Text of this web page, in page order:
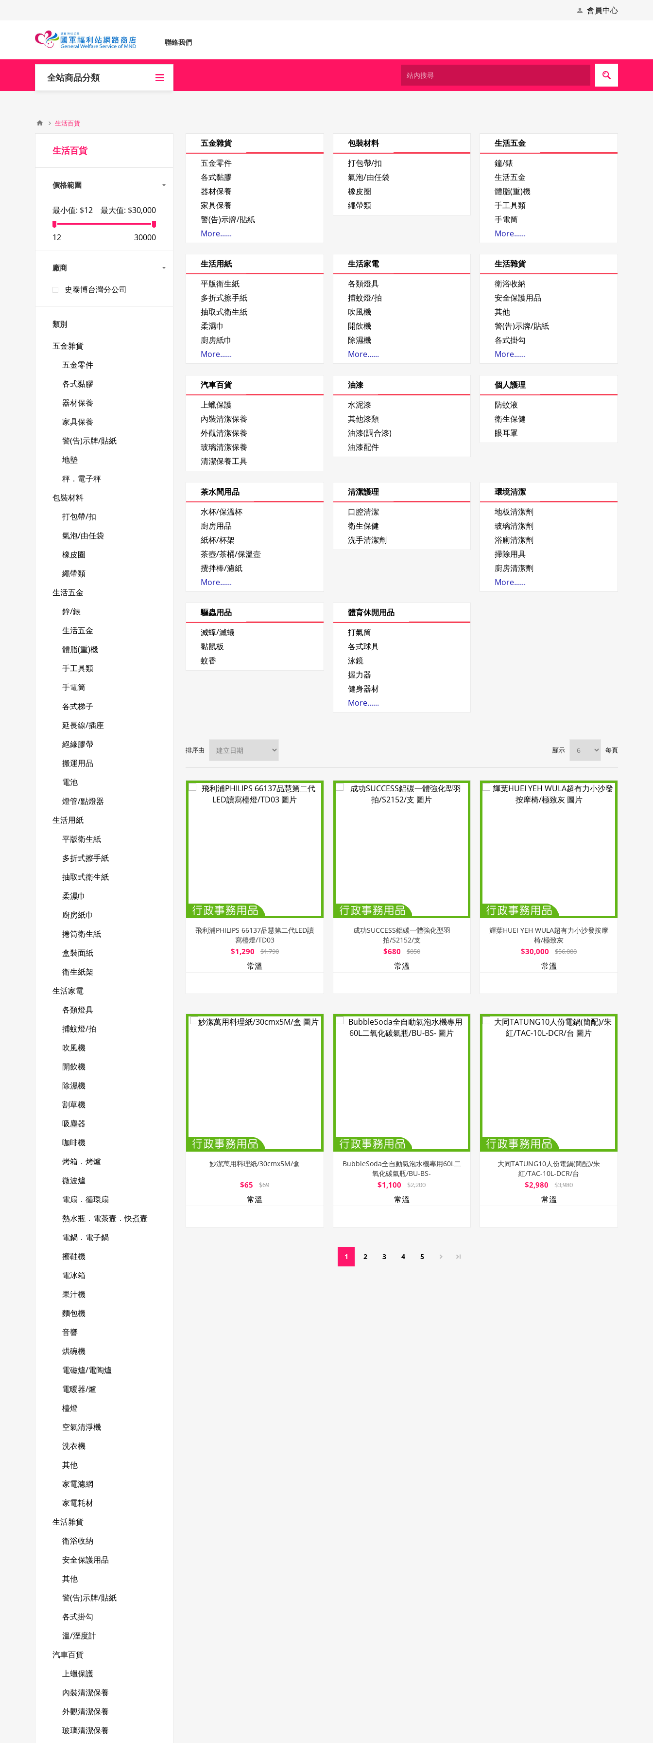
會員中心
聯絡我們
全站商品分類
生活百貨
五金雜貨
五金零件
各式黏膠
器材保養
家具保養
警(告)示牌/貼紙
More......
包裝材料
打包帶/扣
氣泡/由任袋
橡皮圈
繩帶類
生活五金
鐘/錶
生活五金
體脂(重)機
手工具類
手電筒
More......
生活用紙
平版衛生紙
多折式擦手紙
抽取式衛生紙
柔濕巾
廚房紙巾
More......
生活家電
各類燈具
捕蚊燈/拍
吹風機
開飲機
除濕機
More......
生活雜貨
衛浴收納
安全保護用品
其他
警(告)示牌/貼紙
各式掛勾
More......
汽車百貨
上蠟保護
內裝清潔保養
外觀清潔保養
玻璃清潔保養
清潔保養工具
油漆
水泥漆
其他漆類
油漆(調合漆)
油漆配件
個人護理
防蚊液
衛生保健
眼耳罩
茶水間用品
水杯/保溫杯
廚房用品
紙杯/杯架
茶壺/茶桶/保溫壼
攪拌棒/濾紙
More......
清潔護理
口腔清潔
衛生保健
洗手清潔劑
環境清潔
地板清潔劑
玻璃清潔劑
浴廁清潔劑
掃除用具
廚房清潔劑
More......
驅蟲用品
滅蟑/滅蟻
黏鼠板
蚊香
體育休閒用品
打氣筒
各式球具
泳鏡
握力器
健身器材
More......
排序由 顯示 每頁
飛利浦PHILIPS 66137品慧第二代LED讀
寫檯燈/TD03
$1,290 $1,790
常溫
成功SUCCESS鋁碳一體強化型羽
拍/S2152/支
$680 $850
常溫
輝葉HUEI YEH WULA超有力小沙發按摩
椅/極致灰
$30,000 $56,888
常溫
妙潔萬用料理紙/30cmx5M/盒
$65 $69
常溫
BubbleSoda全自動氣泡水機專用60L二
氧化碳氣瓶/BU-BS-
$1,100 $2,200
常溫
大同TATUNG10人份電鍋(簡配)/朱
紅/TAC-10L-DCR/台
$2,980 $3,980
常溫
1 2 3 4 5
生活百貨
價格範圍
最小值: $12 最大值: $30,000
12 30000
廠商
史泰博台灣分公司
類別
五金雜貨
五金零件
各式黏膠
器材保養
家具保養
警(告)示牌/貼紙
地墊
秤．電子秤
包裝材料
打包帶/扣
氣泡/由任袋
橡皮圈
繩帶類
生活五金
鐘/錶
生活五金
體脂(重)機
手工具類
手電筒
各式梯子
延長線/插座
絕緣膠帶
搬運用品
電池
燈管/點燈器
生活用紙
平版衛生紙
多折式擦手紙
抽取式衛生紙
柔濕巾
廚房紙巾
捲筒衛生紙
盒裝面紙
衛生紙架
生活家電
各類燈具
捕蚊燈/拍
吹風機
開飲機
除濕機
割草機
吸塵器
咖啡機
烤箱．烤爐
微波爐
電扇．循環扇
熱水瓶．電茶壼．快煮壼
電鍋．電子鍋
擦鞋機
電冰箱
果汁機
麵包機
音響
烘碗機
電磁爐/電陶爐
電暖器/爐
檯燈
空氣清淨機
洗衣機
其他
家電濾網
家電耗材
生活雜貨
衛浴收納
安全保護用品
其他
警(告)示牌/貼紙
各式掛勾
溫/溼度計
汽車百貨
上蠟保護
內裝清潔保養
外觀清潔保養
玻璃清潔保養